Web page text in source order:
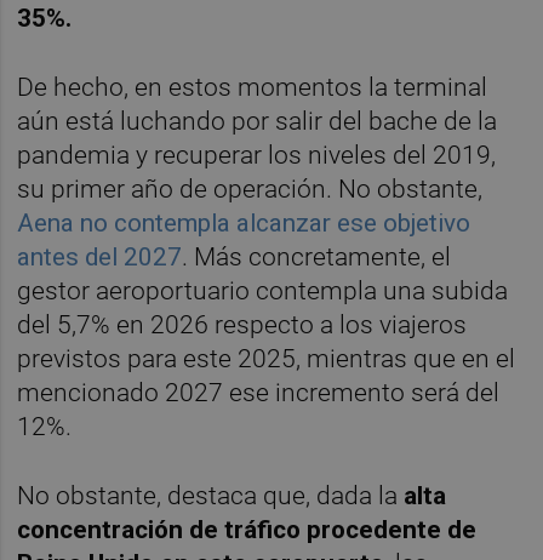
35%.
De hecho, en estos momentos la terminal
aún está luchando por salir del bache de la
pandemia y recuperar los niveles del 2019,
su primer año de operación. No obstante,
Aena no contempla alcanzar ese objetivo
antes del 2027. Más concretamente, el
gestor aeroportuario contempla una subida
del 5,7% en 2026 respecto a los viajeros
previstos para este 2025, mientras que en el
mencionado 2027 ese incremento será del
12%.
No obstante, destaca que, dada la alta
concentración de tráfico procedente de